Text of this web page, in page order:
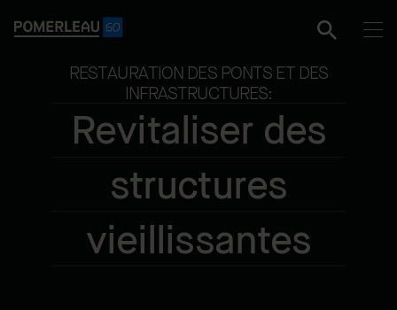
RESTAURATION DES PONTS ET DES
INFRASTRUCTURES:
Revitaliser des
structures
vieillissantes